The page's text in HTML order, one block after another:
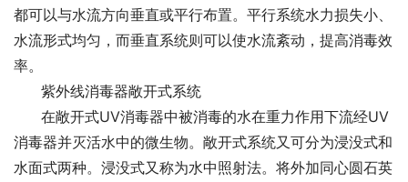
都可以与水流方向垂直或平行布置。平行系统水力损失小、
水流形式均匀，而垂直系统则可以使水流紊动，提高消毒效
率。
紫外线消毒器敞开式系统
在敞开式UV消毒器中被消毒的水在重力作用下流经UV
消毒器并灭活水中的微生物。敞开式系统又可分为浸没式和
水面式两种。浸没式又称为水中照射法。将外加同心圆石英